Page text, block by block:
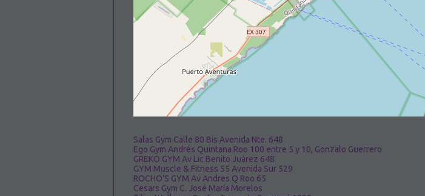
Salas Gym Calle 80 Bis Avenida Nte. 648
Ego Gym Andrés Quintana Roo 100 entre 5 y 10, Gonzalo Guerrero
GREKO GYM Av Lic Benito Juárez 648
GYM Muscle & Fitness 55 Avenida Sur 529
ROCHO’S GYM Av Andres Q Roo 65
Cesars Gym C. José María Morelos